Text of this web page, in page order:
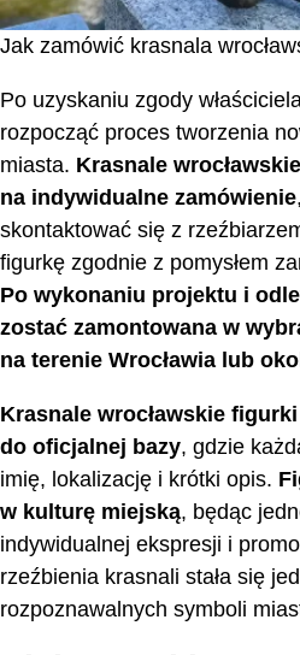
Jak zamówić krasnala
Po uzyskaniu zgody
rozpocząć proces tworzenia
miasta. Krasnale
na indywidualne zamówienie
skontaktować się z
figurkę zgodnie z pomysłem
Po wykonaniu projektu i
zostać zamontowana w
na terenie Wrocławia lub
Krasnale wrocławskie
do oficjalnej bazy, gdzie
imię, lokalizację i krótki opis.
w kulturę miejską, będąc
indywidualnej ekspresji i
rzeźbienia krasnali stała się
rozpoznawalnych symboli